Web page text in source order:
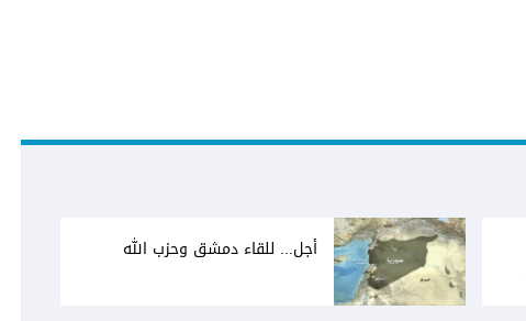
أجل... للقاء دمشق وحزب الله